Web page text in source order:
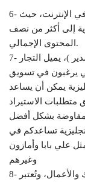
6- تشتهر اللغة الإنجليزية بأنها اللغة المستخدمة في الإنترنت، حيث
إلى أكثر من نصف
المحتوى الإجمالي.
7- اللغة المهمة في مجال التجارة ( الاستيراد والتصدير )، يميل التجار
يرغبون في تسويق
يمكن أن يساعد
متطلبات الاستيراد
بشكل أفضل
تساعدكم في
علي بابا وأمازون
وغيرهم
8- اللغة الإنجليزية تعد أداة حيوية في مجالات البنوك والأعمال، وتُعتبر